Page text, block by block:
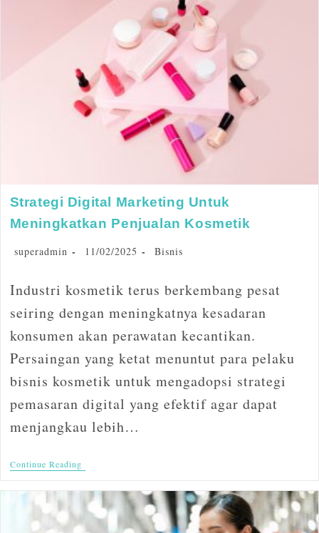
Strategi Digital Marketing Untuk
Meningkatkan Penjualan Kosmetik
superadmin 11/02/2025 Bisnis
Industri kosmetik terus berkembang pesat
seiring dengan meningkatnya kesadaran
konsumen akan perawatan kecantikan.
Persaingan yang ketat menuntut para pelaku
bisnis kosmetik untuk mengadopsi strategi
pemasaran digital yang efektif agar dapat
menjangkau lebih…
Continue Reading